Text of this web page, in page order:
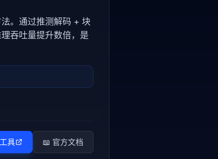
。通过推测解码 + 块
吞吐量提升数倍，是
具 📖 官方文档